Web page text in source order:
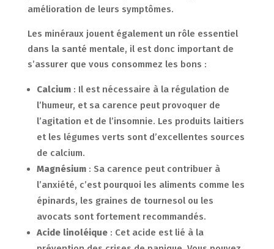
amélioration de leurs symptômes.
Les minéraux jouent également un rôle essentiel
dans la santé mentale, il est donc important de
s’assurer que vous consommez les bons :
Calcium: Il est nécessaire à la régulation de
l’humeur, et sa carence peut provoquer de
l’agitation et de l’insomnie. Les produits laitiers
et les légumes verts sont d’excellentes sources
de calcium.
Magnésium: Sa carence peut contribuer à
l’anxiété, c’est pourquoi les aliments comme les
épinards, les graines de tournesol ou les
avocats sont fortement recommandés.
Acide linoléique: Cet acide est lié à la